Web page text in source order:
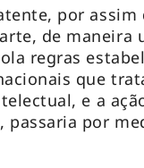
por assim
de maneira
regras
que
e a
passaria por